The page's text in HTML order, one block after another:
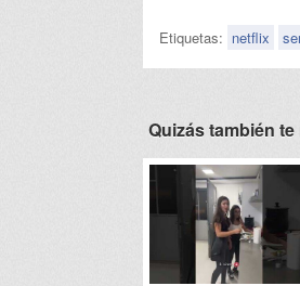
Etiquetas: netflix
Quizás también